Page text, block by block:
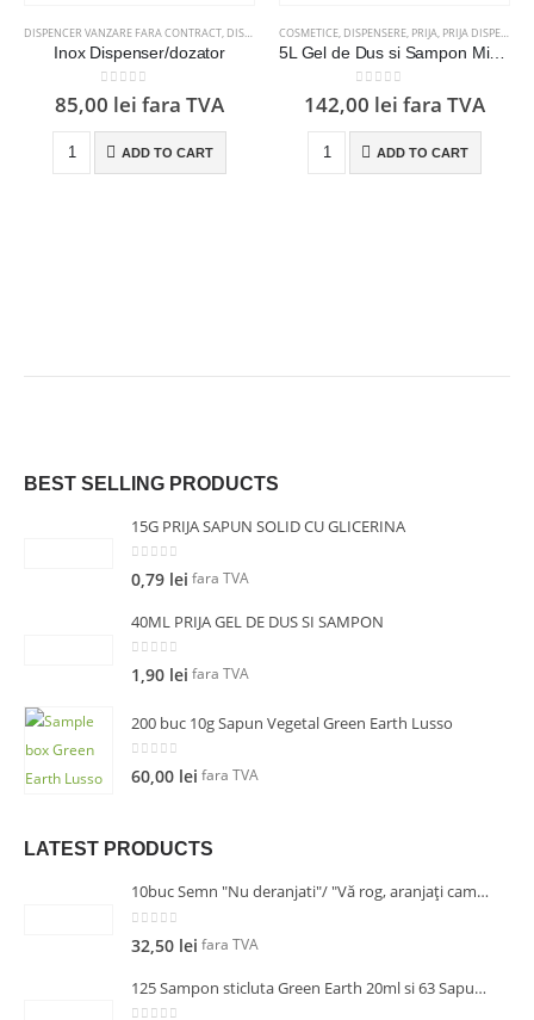
DISPENCER VANZARE FARA CONTRACT DISPENSERE
Inox Dispenser/dozator
0 out of 5
85,00 lei fara TVA
ADD TO CART
COSMETICE DISPENSERE PRIJA PRIJA DISPENSER 380ML
5L Gel de Dus si Sampon Mix Prija rezerva pentru dispenser
0out of 5
142,00 lei fara TVA
ADD TO CART
BEST SELLING PRODUCTS
15G PRIJA SAPUN SOLID CU GLICERINA
0 out of 5
0,79 lei fara TVA
40ML PRIJA GEL DE DUS SI SAMPON
0 out of 5
1,90 lei fara TVA
200 buc 10g Sapun Vegetal Green Earth Lusso
0 out of 5
60,00 lei fara TVA
LATEST PRODUCTS
10buc Semn "Nu deranjati"/ "Vă rog, aranjați camera!" pentru usa 14.5cm
out of 5
32,50 lei fara TVA
125 Sampon sticluta Green Earth 20ml si 63 Sapun 10g